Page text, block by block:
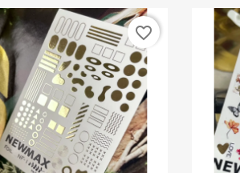
favorite_border